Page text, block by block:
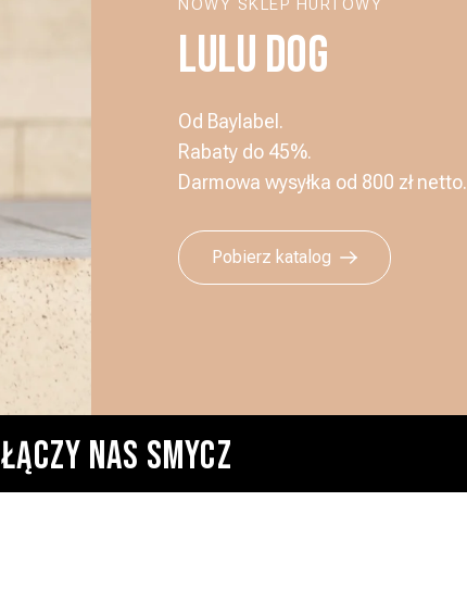
NOWY SKLEP HURTOWY
LULU DOG
Od Baylabel.
Rabaty do 45%.
Darmowa wysyłka od 800 zł netto.
Pobierz katalog
ŁĄCZY NAS SMYCZ